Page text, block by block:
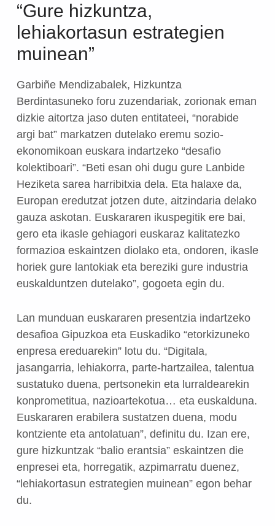
“Gure hizkuntza,
lehiakortasun estrategien
muinean”
Garbiñe Mendizabalek, Hizkuntza
Berdintasuneko foru zuzendariak, zorionak eman
dizkie aitortza jaso duten entitateei, “norabide
argi bat” markatzen dutelako eremu sozio-
ekonomikoan euskara indartzeko “desafio
kolektiboari”. “Beti esan ohi dugu gure Lanbide
Heziketa sarea harribitxia dela. Eta halaxe da,
Europan eredutzat jotzen dute, aitzindaria delako
gauza askotan. Euskararen ikuspegitik ere bai,
gero eta ikasle gehiagori euskaraz kalitatezko
formazioa eskaintzen diolako eta, ondoren, ikasle
horiek gure lantokiak eta bereziki gure industria
euskalduntzen dutelako”, gogoeta egin du.
Lan munduan euskararen presentzia indartzeko
desafioa Gipuzkoa eta Euskadiko “etorkizuneko
enpresa ereduarekin” lotu du. “Digitala,
jasangarria, lehiakorra, parte-hartzailea, talentua
sustatuko duena, pertsonekin eta lurraldearekin
konprometitua, nazioartekotua… eta euskalduna.
Euskararen erabilera sustatzen duena, modu
kontziente eta antolatuan”, definitu du. Izan ere,
gure hizkuntzak “balio erantsia” eskaintzen die
enpresei eta, horregatik, azpimarratu duenez,
“lehiakortasun estrategien muinean” egon behar
du.